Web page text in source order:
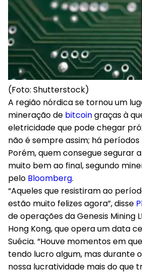
(Foto: Shutterstock)
A região nórdica se tornou um
mineração de bitcoingraças à
eletricidade que pode chegar
não é sempre assim; há
Porém, quem consegue segurar
muito bem ao final, segundo
pelo Bloomberg.
“Aqueles que resistiram ao
estão muito felizes agora”, disse
de operações da Genesis Mining
Hong Kong, que opera um data
Suécia. “Houve momentos em
tendo lucro algum, mas durante
nossa lucratividade mais do que